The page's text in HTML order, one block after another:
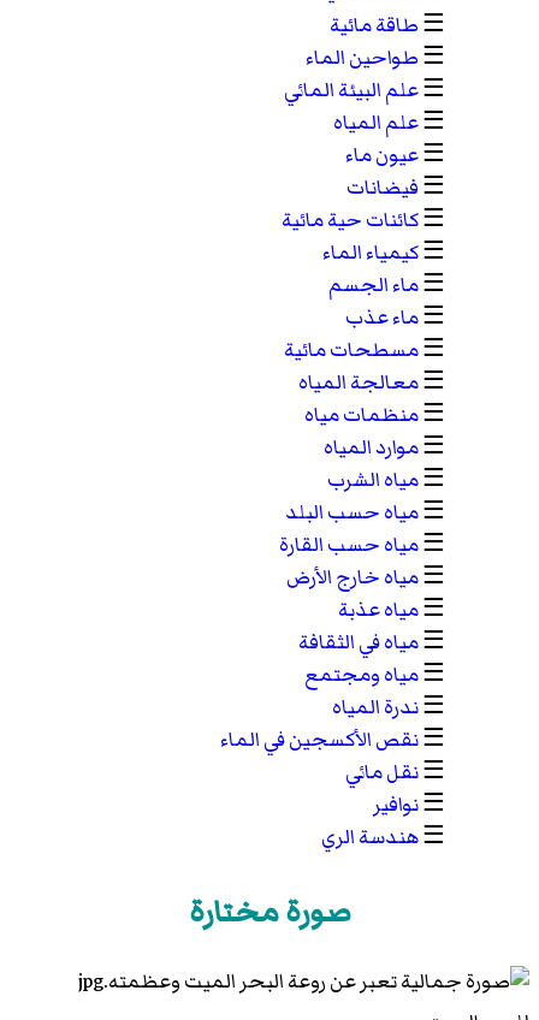
☰طاقة مائية
☰طواحين الماء
☰علم البيئة المائي
☰علم المياه
☰عيون ماء
☰فيضانات
☰كائنات حية مائية
☰كيمياء الماء
☰ماء الجسم
☰ماء عذب
☰مسطحات مائية
☰معالجة المياه
☰منظمات مياه
☰موارد المياه
☰مياه الشرب
☰مياه حسب البلد
☰مياه حسب القارة
☰مياه خارج الأرض
☰مياه عذبة
☰مياه في الثقافة
☰مياه ومجتمع
☰ندرة المياه
☰نقص الأكسجين في الماء
☰نقل مائي
☰نوافير
☰هندسة الري
صورة مختارة